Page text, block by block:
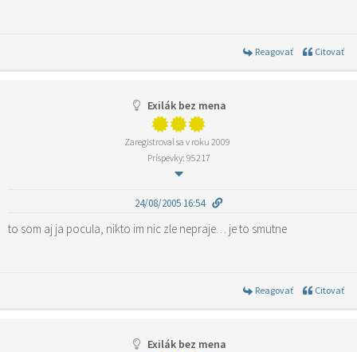
Reagovať Citovať
Exilák bez mena
Zaregistroval sa v roku 2009
Príspevky: 95217
24/08/2005 16:54
to som aj ja pocula, nikto im nic zle nepraje… je to smutne
Reagovať Citovať
Exilák bez mena